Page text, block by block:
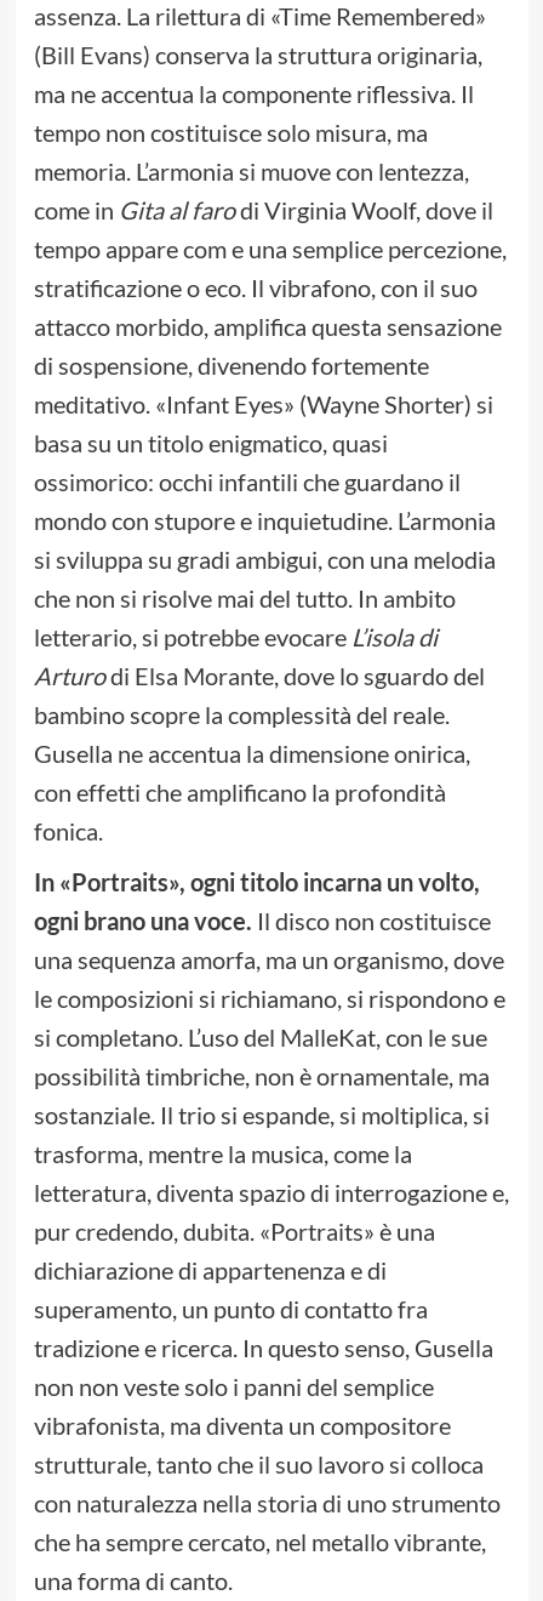
assenza. La rilettura di «Time Remembered»
(Bill Evans) conserva la struttura originaria,
ma ne accentua la componente riflessiva. Il
tempo non costituisce solo misura, ma
memoria. L’armonia si muove con lentezza,
come in Gita al farodi Virginia Woolf, dove il
tempo appare com e una semplice percezione,
stratificazione o eco. Il vibrafono, con il suo
attacco morbido, amplifica questa sensazione
di sospensione, divenendo fortemente
meditativo. «Infant Eyes» (Wayne Shorter) si
basa su un titolo enigmatico, quasi
ossimorico: occhi infantili che guardano il
mondo con stupore e inquietudine. L’armonia
si sviluppa su gradi ambigui, con una melodia
che non si risolve mai del tutto. In ambito
letterario, si potrebbe evocare L’isola di
Arturodi Elsa Morante, dove lo sguardo del
bambino scopre la complessità del reale.
Gusella ne accentua la dimensione onirica,
con effetti che amplificano la profondità
fonica.
In «Portraits», ogni titolo incarna un volto,
ogni brano una voce. Il disco non costituisce
una sequenza amorfa, ma un organismo, dove
le composizioni si richiamano, si rispondono e
si completano. L’uso del MalleKat, con le sue
possibilità timbriche, non è ornamentale, ma
sostanziale. Il trio si espande, si moltiplica, si
trasforma, mentre la musica, come la
letteratura, diventa spazio di interrogazione e,
pur credendo, dubita. «Portraits» è una
dichiarazione di appartenenza e di
superamento, un punto di contatto fra
tradizione e ricerca. In questo senso, Gusella
non non veste solo i panni del semplice
vibrafonista, ma diventa un compositore
strutturale, tanto che il suo lavoro si colloca
con naturalezza nella storia di uno strumento
che ha sempre cercato, nel metallo vibrante,
una forma di canto.